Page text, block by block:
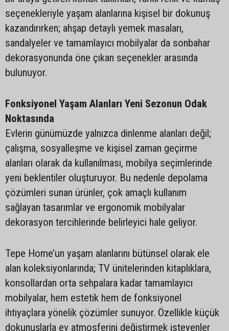
seçenekleriyle yaşam alanlarına kişisel bir dokunuş
kazandırırken; ahşap detaylı yemek masaları,
sandalyeler ve tamamlayıcı mobilyalar da sonbahar
dekorasyonunda öne çıkan seçenekler arasında
bulunuyor.
Fonksiyonel Yaşam Alanları Yeni Sezonun Odak
Noktasında
Evlerin günümüzde yalnızca dinlenme alanları değil;
çalışma, sosyalleşme ve kişisel zaman geçirme
alanları olarak da kullanılması, mobilya seçimlerinde
yeni beklentiler oluşturuyor. Bu nedenle depolama
çözümleri sunan ürünler, çok amaçlı kullanım
sağlayan tasarımlar ve ergonomik mobilyalar
dekorasyon tercihlerinde belirleyici hale geliyor.
Tepe Home’un yaşam alanlarını bütünsel olarak ele
alan koleksiyonlarında; TV ünitelerinden kitaplıklara,
konsollardan orta sehpalara kadar tamamlayıcı
mobilyalar, hem estetik hem de fonksiyonel
ihtiyaçlara yönelik çözümler sunuyor. Özellikle küçük
dokunuşlarla ev atmosferini değiştirmek isteyenler